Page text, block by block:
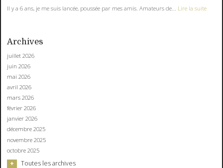
Il y a 6 ans, je me suis lancée, poussée par mes amis. Amateurs de... Lire la suite
Archives
juillet 2026
juin 2026
mai 2026
avril 2026
mars 2026
février 2026
janvier 2026
décembre 2025
novembre 2025
octobre 2025
Toutes les archives